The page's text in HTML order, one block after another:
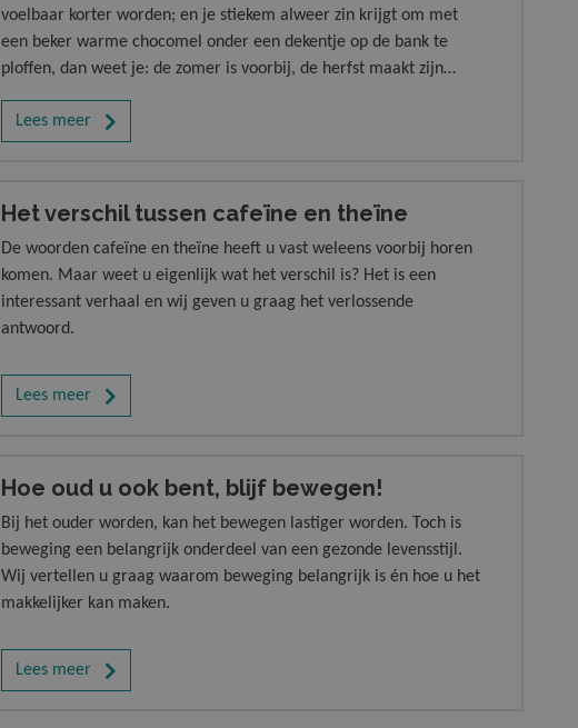
voelbaar korter worden; en je stiekem alweer zin krijgt om met
een beker warme chocomel onder een dekentje op de bank te
ploffen, dan weet je: de zomer is voorbij, de herfst maakt zijn
intrede. Maar hoe houd je nou dat heerlijke energieke gevoel vast
dat je in de zomer hebt opgedaan? Lees onze 5 tips!
Lees meer
Het verschil tussen cafeïne en theïne
De woorden cafeïne en theïne heeft u vast weleens voorbij horen
komen. Maar weet u eigenlijk wat het verschil is? Het is een
interessant verhaal en wij geven u graag het verlossende
antwoord.
Lees meer
Hoe oud u ook bent, blijf bewegen!
Bij het ouder worden, kan het bewegen lastiger worden. Toch is
beweging een belangrijk onderdeel van een gezonde levensstijl.
Wij vertellen u graag waarom beweging belangrijk is én hoe u het
makkelijker kan maken.
Lees meer